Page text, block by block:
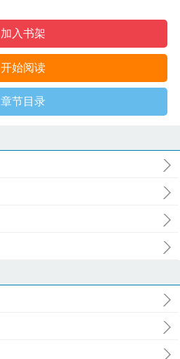
加入书架
开始阅读
章节目录